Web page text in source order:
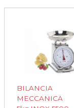
BILANCIA
MECCANICA